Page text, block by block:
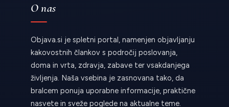
O nas
Objava.si je spletni portal, namenjen objavljanju
kakovostnih člankov s področij poslovanja,
doma in vrta, zdravja, zabave ter vsakdanjega
življenja. Naša vsebina je zasnovana tako, da
bralcem ponuja uporabne informacije, praktične
nasvete in sveže poglede na aktualne teme.